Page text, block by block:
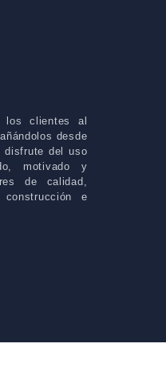
los clientes al
desde
disfrute del uso
motivado y
de calidad,
e